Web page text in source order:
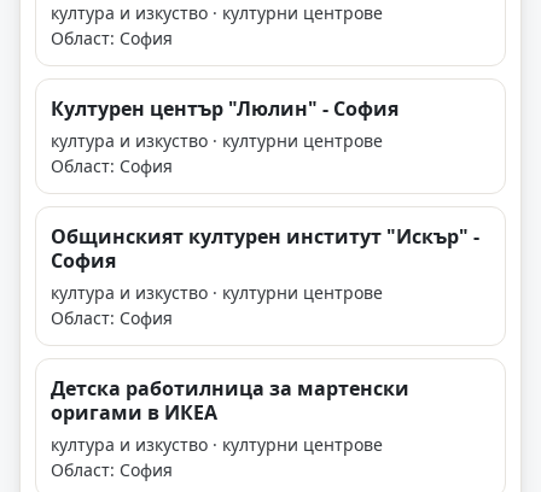
култура и изкуство · културни центрове
Област: София
Културен център "Люлин" - София
култура и изкуство · културни центрове
Област: София
Общинският културен институт "Искър" -
София
култура и изкуство · културни центрове
Област: София
Детска работилница за мартенски
оригами в ИКЕА
култура и изкуство · културни центрове
Област: София